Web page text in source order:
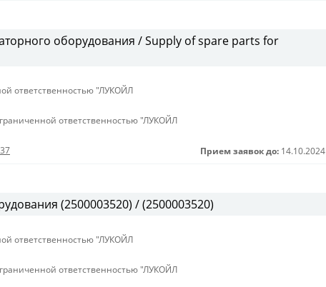
оборудования / Supply of spare parts for
ответственностью "ЛУКОЙЛ
ответственностью "ЛУКОЙЛ
Прием заявок до: 14.10.2024
(2500003520) / (2500003520)
ответственностью "ЛУКОЙЛ
ответственностью "ЛУКОЙЛ